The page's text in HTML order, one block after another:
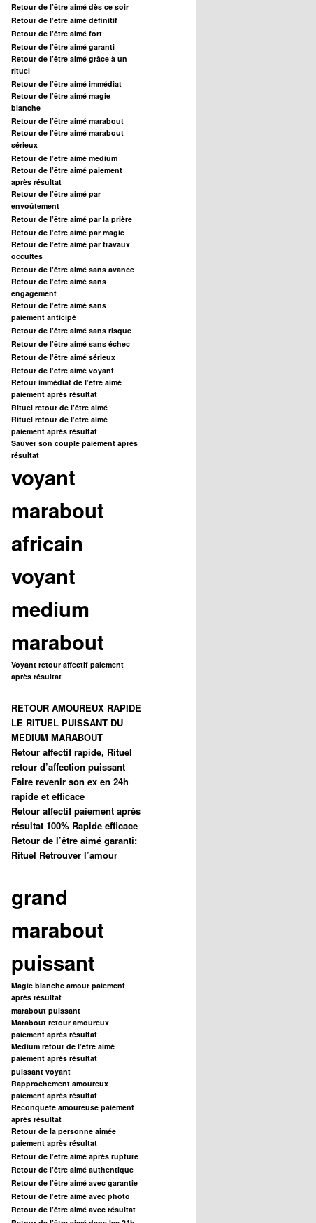
Retour de l’être aimé dès ce soir
Retour de l’être aimé définitif
Retour de l’être aimé fort
Retour de l’être aimé garanti
Retour de l’être aimé grâce à un
rituel
Retour de l’être aimé immédiat
Retour de l’être aimé magie
blanche
Retour de l’être aimé marabout
Retour de l’être aimé marabout
sérieux
Retour de l’être aimé medium
Retour de l’être aimé paiement
après résultat
Retour de l’être aimé par
envoûtement
Retour de l’être aimé par la prière
Retour de l’être aimé par magie
Retour de l’être aimé par travaux
occultes
Retour de l’être aimé sans avance
Retour de l’être aimé sans
engagement
Retour de l’être aimé sans
paiement anticipé
Retour de l’être aimé sans risque
Retour de l’être aimé sans échec
Retour de l’être aimé sérieux
Retour de l’être aimé voyant
Retour immédiat de l’être aimé
paiement après résultat
Rituel retour de l’être aimé
Rituel retour de l’être aimé
paiement après résultat
Sauver son couple paiement après
résultat
voyant
marabout
africain
voyant
medium
marabout
Voyant retour affectif paiement
après résultat
RETOUR AMOUREUX RAPIDE
LE RITUEL PUISSANT DU
MEDIUM MARABOUT
Retour affectif rapide, Rituel
retour d’affection puissant
Faire revenir son ex en 24h
rapide et efficace
Retour affectif paiement après
résultat 100% Rapide efficace
Retour de l’être aimé garanti:
Rituel Retrouver l’amour
grand
marabout
puissant
Magie blanche amour paiement
après résultat
marabout puissant
Marabout retour amoureux
paiement après résultat
Medium retour de l’être aimé
paiement après résultat
puissant voyant
Rapprochement amoureux
paiement après résultat
Reconquête amoureuse paiement
après résultat
Retour de la personne aimée
paiement après résultat
Retour de l’être aimé après rupture
Retour de l’être aimé authentique
Retour de l’être aimé avec garantie
Retour de l’être aimé avec photo
Retour de l’être aimé avec résultat